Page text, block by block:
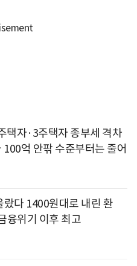
택자·3주택자 종부세 격차
억 안팎 수준부터는 줄어
랐다 1400원대로 내린 환
융위기 이후 최고